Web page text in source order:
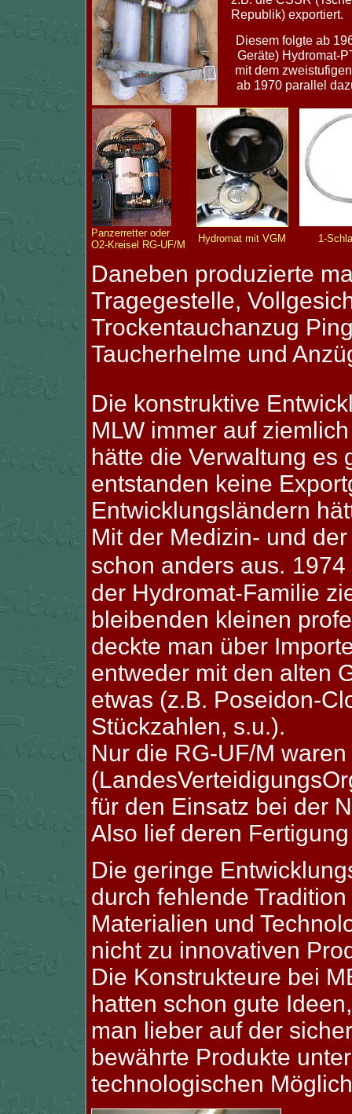
Republik) exportiert.
Diesem folgte ab
Geräte) Hydromat-
mit dem
ab 1970 parallel
Panzerretter oder
O2-Kreisel RG-UF/M
Hydromat mit VGM 1-
Daneben produzierte
Tragegestelle,
Trockentauchanzug
Taucherhelme und
Die konstruktive
MLW immer auf
hätte die Verwaltung es
entstanden keine
Entwicklungsländern
Mit der Medizin- und
schon anders aus.
der Hydromat-Familie
bleibenden kleinen
deckte man über
entweder mit den alten
etwas (z.B. Poseidon-
Stückzahlen, s.u.).
Nur die RG-UF/M
für den Einsatz bei der
Also lief deren
Die geringe
durch fehlende
Materialien und
nicht zu innovativen
Die Konstrukteure bei
hatten schon gute
man lieber auf der
bewährte Produkte
technologischen